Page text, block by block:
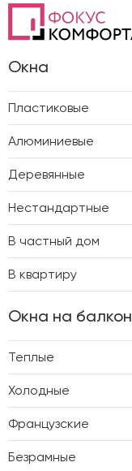
Окна
Пластиковые
Алюминиевые
Деревянные
Нестандартные
В частный дом
В квартиру
Окна на балкон
Теплые
Холодные
Французские
Безрамные